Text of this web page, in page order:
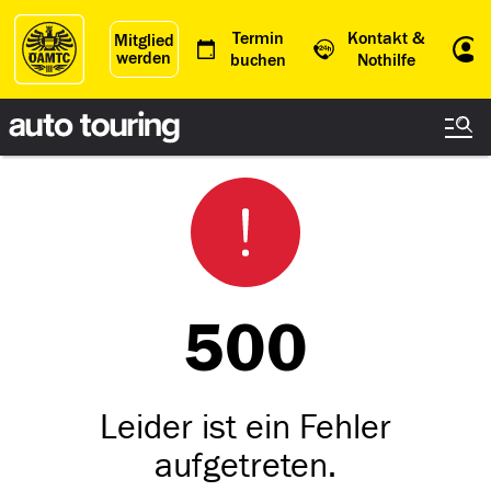
Mitglied
werden
Termin
buchen
Kontakt &
Nothilfe
500
Leider ist ein Fehler
aufgetreten.